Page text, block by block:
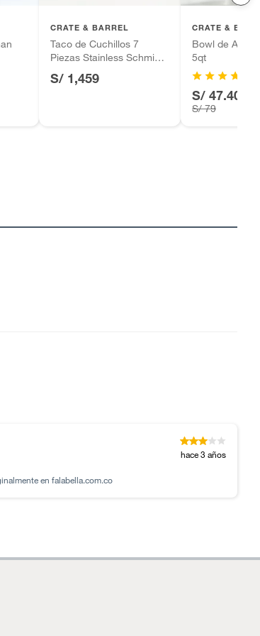
CRATE & BARREL
Taco de Cuchillos 7
Piezas Stainless Schmidt
Brothers
S/ 1,459
CRATE &
Bowl de
5qt
S/ 47.40
S/ 79
hace 3 años
enfalabella.com.co